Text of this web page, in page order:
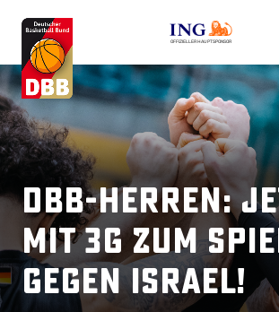
OFFIZIELLER HAUPTSPONSOR
DBB-Herren:
mit 3G zum
gegen Israel!